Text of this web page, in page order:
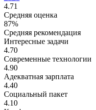
4.71
Средняя оценка
87%
Средняя рекомендация
Интересные задачи
4.70
Современные технологии
4.90
Адекватная зарплата
4.40
Социальный пакет
4.10